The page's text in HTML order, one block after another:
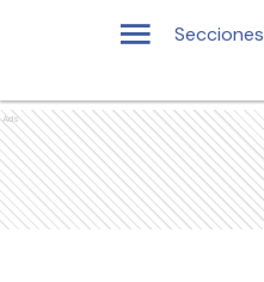
Secciones
Ads